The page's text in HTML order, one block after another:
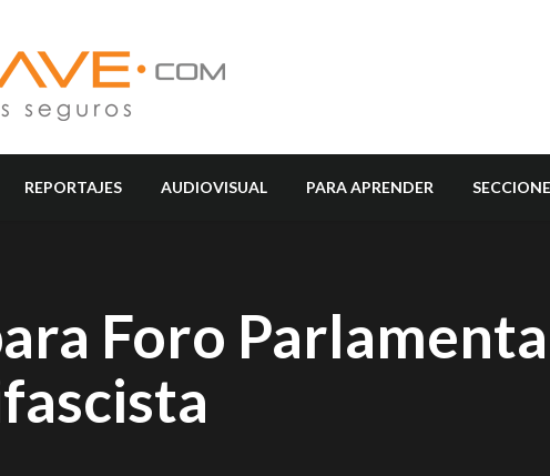
REPORTAJES AUDIOVISUAL PARA APRENDER
Foro